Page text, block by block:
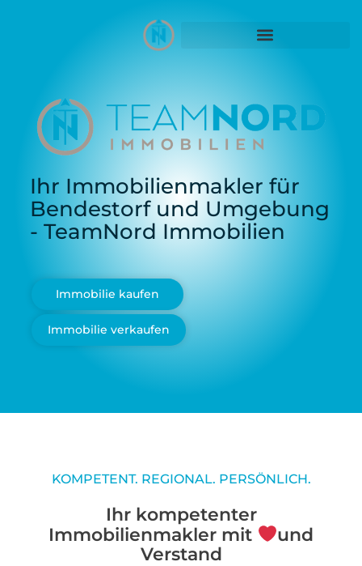
Ihr Immobilienmakler für
Bendestorf und Umgebung
- TeamNord Immobilien
Immobilie kaufen
Immobilie verkaufen
KOMPETENT. REGIONAL. PERSÖNLICH.
Ihr kompetenter
Immobilienmakler mit
und
Verstand